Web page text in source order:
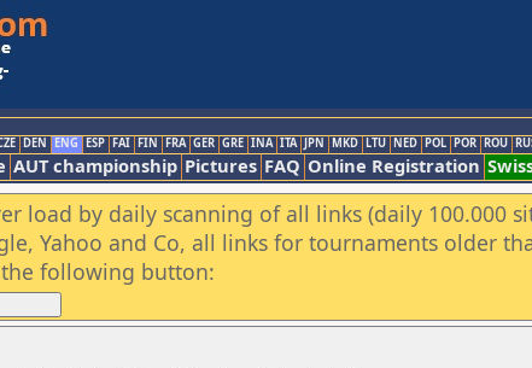
DEN ENG ESP FAI FIN FRA GER GRE INA ITA JPN MKD LTU NED POL POR ROU
AUT championship Pictures FAQ Online Registration
load by daily scanning of all links (daily 100.000
Yahoo and Co, all links for tournaments older
following button: